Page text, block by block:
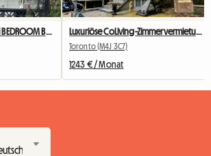
SPACIOUS, SUPER CLEAN 1 BEDROOM BASEMENT APARTMENT FOR RENT Luxuriöse CoLiving-Zimmervermietung in Toronto
Toronto (M4J 3C7)
1243 € / Monat